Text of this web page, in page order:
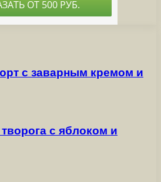
с заварным кремом и
с яблоком и